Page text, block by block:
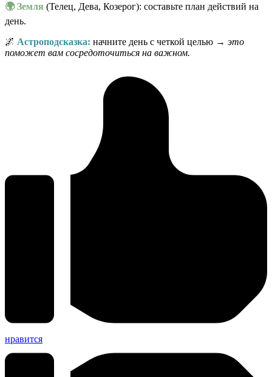
🌍 Земля (Телец, Дева, Козерог): составьте план действий на
день.
🌌 Астроподсказка: начните день с четкой целью → это
поможет вам сосредоточиться на важном.
нравится